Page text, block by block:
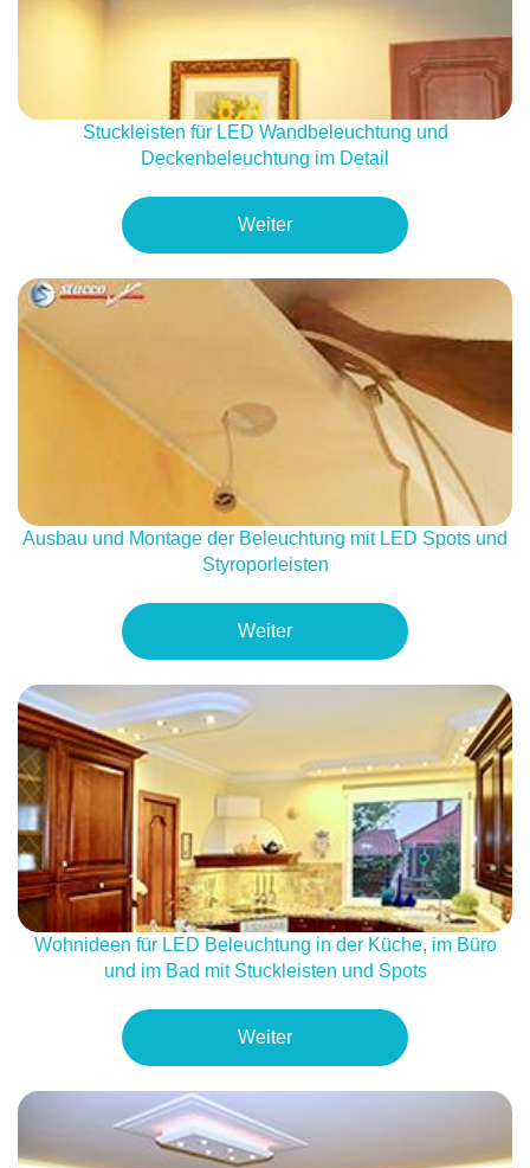
Stuckleisten für LED Wandbeleuchtung und
Deckenbeleuchtung im Detail
Weiter
Ausbau und Montage der Beleuchtung mit LED Spots und
Styroporleisten
Weiter
Wohnideen für LED Beleuchtung in der Küche, im Büro
und im Bad mit Stuckleisten und Spots
Weiter